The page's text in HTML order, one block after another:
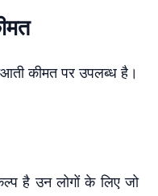
कीमत पर उपलब्ध है।
है उन लोगों के लिए जो